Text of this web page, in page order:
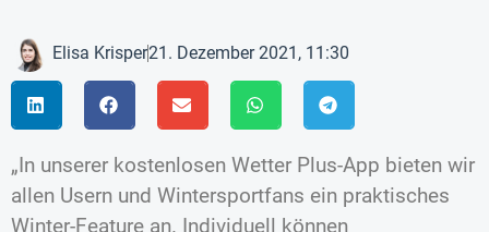
Elisa Krisper21. Dezember 2021, 11:30
„In unserer kostenlosen Wetter Plus-App bieten wir
allen Usern und Wintersportfans ein praktisches
Winter-Feature an. Individuell können